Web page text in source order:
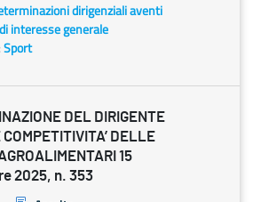
dirigenziali aventi
interesse generale
Sport
DEL DIRIGENTE
COMPETITIVITA’ DELLE
15
2025, n. 353